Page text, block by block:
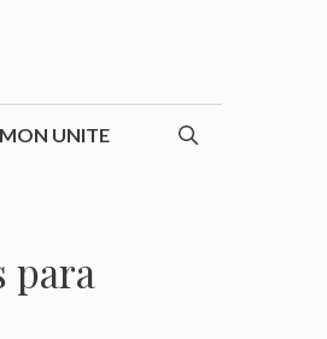
UNITE
para